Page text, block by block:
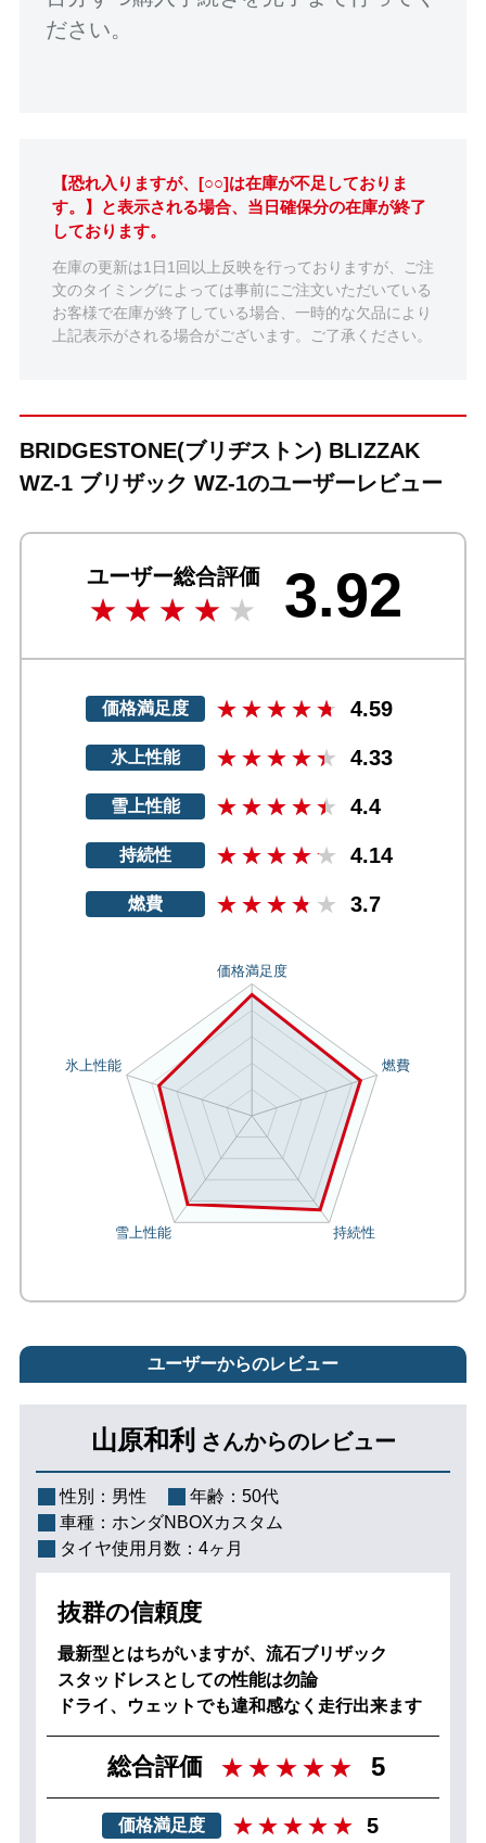
ださい。
【恐れ入りますが、[○○]は在庫が不足しておりま
す。】と表示される場合、当日確保分の在庫が終了
しております。
在庫の更新は1日1回以上反映を行っておりますが、ご注
文のタイミングによっては事前にご注文いただいている
お客様で在庫が終了している場合、一時的な欠品により
上記表示がされる場合がございます。ご了承ください。
BRIDGESTONE(ブリヂストン) BLIZZAK
WZ-1 ブリザック WZ-1のユーザーレビュー
ユーザー総合評価 3.92
価格満足度 4.59
氷上性能 4.33
雪上性能 4.4
持続性 4.14
燃費 3.7
ユーザーからのレビュー
山原和利 さんからのレビュー
性別： 男性 年齢： 50代
車種： ホンダNBOXカスタム
タイヤ使用月数： 4ヶ月
抜群の信頼度
最新型とはちがいますが、流石ブリザック
スタッドレスとしての性能は勿論
ドライ、ウェットでも違和感なく走行出来ます
総合評価 5
価格満足度 5